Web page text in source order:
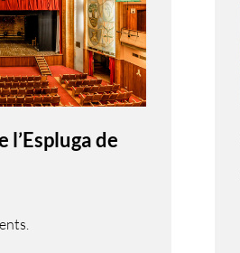
l’Espluga de